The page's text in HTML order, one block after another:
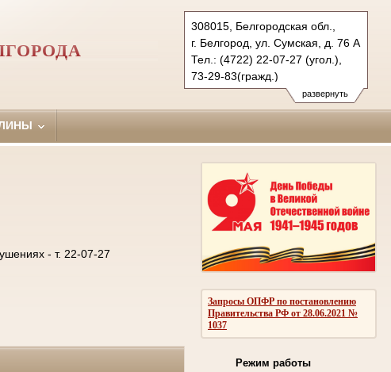
развернуть
308015, Белгородская обл.,
г. Белгород, ул. Сумская, д. 76 А
Тел.: (4722) 22-07-27 (угол.),
73-29-83(гражд.)
oktiabrsky.blg@sudrf.ru
Запросы ОПФР по постановлению
Правительства РФ от 28.06.2021 №
1037
Режим работы
- т. 22-07-27